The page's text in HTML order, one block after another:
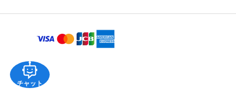
チャット